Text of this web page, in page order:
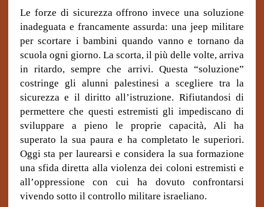
Le forze di sicurezza offrono invece una soluzione
inadeguata e francamente assurda: una jeep militare
per scortare i bambini quando vanno e tornano da
scuola ogni giorno. La scorta, il più delle volte, arriva
in ritardo, sempre che arrivi. Questa “soluzione”
costringe gli alunni palestinesi a scegliere tra la
sicurezza e il diritto all’istruzione. Rifiutandosi di
permettere che questi estremisti gli impediscano di
sviluppare a pieno le proprie capacità, Ali ha
superato la sua paura e ha completato le superiori.
Oggi sta per laurearsi e considera la sua formazione
una sfida diretta alla violenza dei coloni estremisti e
all’oppressione con cui ha dovuto confrontarsi
vivendo sotto il controllo militare israeliano.